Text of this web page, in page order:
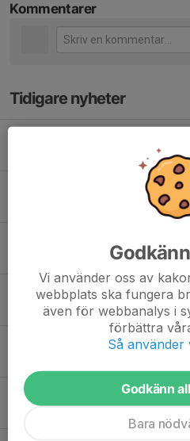
Kommentarer
Tidigare nyheter
Winnö klart för division
14 maj 2025 1
Klubbmästerskap i
23 mar 2025 0
INTERSPORT är stolt
Vi använder oss av
webbplats ska fungera
även för webbanalys i
förbättra
Så använder
Godkänn
Bara